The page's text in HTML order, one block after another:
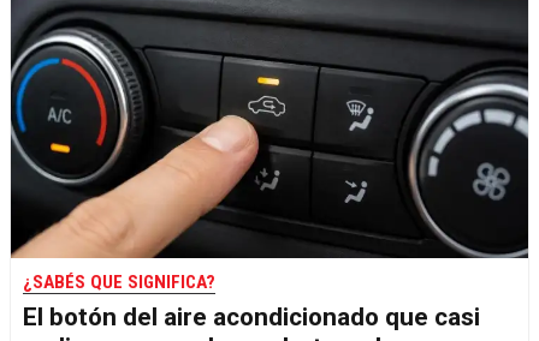
¿SABÉS QUE SIGNIFICA?
El botón del aire acondicionado que casi